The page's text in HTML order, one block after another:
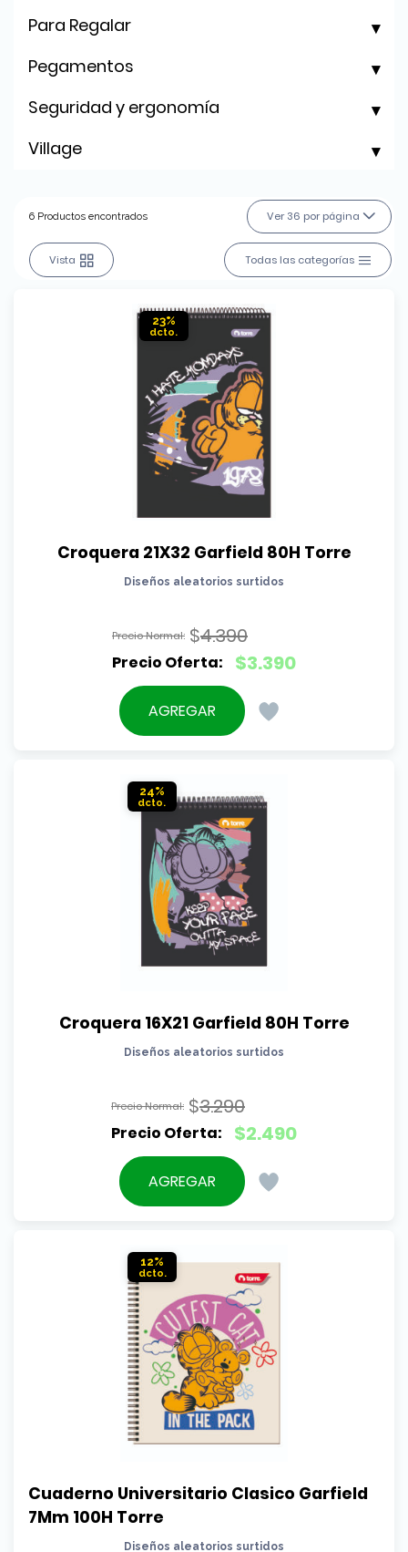
Para Regalar
Pegamentos
Seguridad y ergonomía
Village
6 Productos encontrados Ver 36 por página
Vista Todas las categorías
23%
Croquera 21X32 Garfield 80H Torre
Diseños aleatorios surtidos
$4.390
El
precio
original
$3.390
El
precio
actual
AGREGAR
24%
Croquera 16X21 Garfield 80H Torre
Diseños aleatorios surtidos
$3.290
El
precio
original
$2.490
El
precio
actual
AGREGAR
12%
Cuaderno Universitario Clasico Garfield
7Mm 100H Torre
Diseños aleatorios surtidos